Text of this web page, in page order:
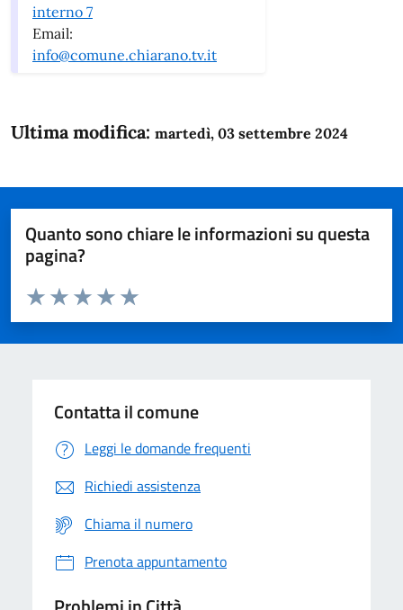
interno 7
Email:
info@comune.chiarano.tv.it
Ultima modifica: martedì, 03 settembre 2024
Quanto sono chiare le informazioni su questa
pagina?
Domanda
Valuta da 1 a 5 stelle la pagina
Valuta 5 stelle su 5
Valuta 4 stelle su 5
Valuta 3 stelle su 5
Valuta 2 stelle su 5
Valuta 1 stelle su 5
Contatta il comune
Leggi le domande frequenti
Richiedi assistenza
Chiama il numero
Prenota appuntamento